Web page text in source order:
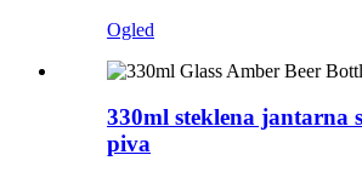
Ogled
330ml steklena jantarna
piva